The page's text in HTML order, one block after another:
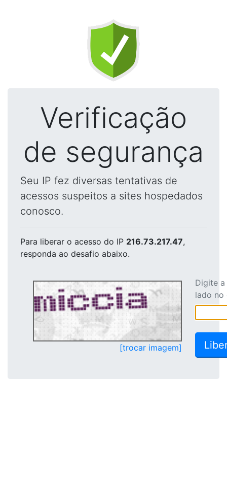
Verificação
de segurança
Seu IP fez diversas tentativas de
acessos suspeitos a sites hospedados
conosco.
Para liberar o acesso do IP 216.73.217.47,
responda ao desafio abaixo.
[trocar imagem]
Digite
lado no